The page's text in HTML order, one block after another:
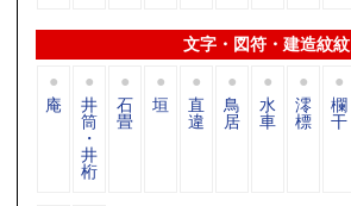
文字・図符・建造紋紋
庵 井
筒
・
井
桁
石
畳
垣 直
違
鳥
居
水
車
澪
標
欄
干